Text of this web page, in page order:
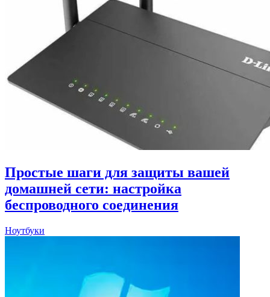
Простые шаги для защиты вашей
домашней сети: настройка
беспроводного соединения
Ноутбуки